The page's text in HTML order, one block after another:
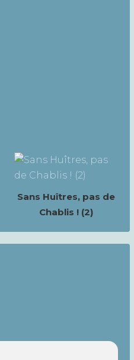
Sans Huîtres, pas de
Chablis ! (2)